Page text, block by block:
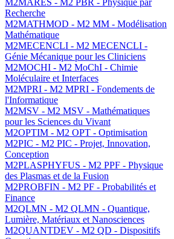
M2MARES - M2 PBR - Physique par
Recherche
M2MATHMOD - M2 MM - Modélisation
Mathématique
M2MECENCLI - M2 MECENCLI -
Génie Mécanique pour les Cliniciens
M2MOCHI - M2 MoChI - Chimie
Moléculaire et Interfaces
M2MPRI - M2 MPRI - Fondements de
l'Informatique
M2MSV - M2 MSV - Mathématiques
pour les Sciences du Vivant
M2OPTIM - M2 OPT - Optimisation
M2PIC - M2 PIC - Projet, Innovation,
Conception
M2PLASPHYFUS - M2 PPF - Physique
des Plasmas et de la Fusion
M2PROBFIN - M2 PF - Probabilités et
Finance
M2QLMN - M2 QLMN - Quantique,
Lumière, Matériaux et Nanosciences
M2QUANTDEV - M2 QD - Dispositifs